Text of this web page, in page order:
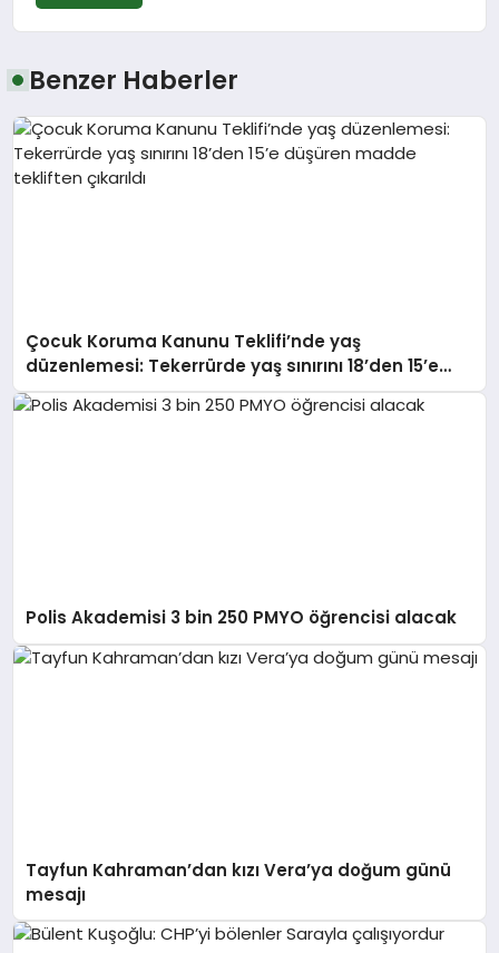
Benzer Haberler
Çocuk Koruma Kanunu Teklifi’nde yaş
düzenlemesi: Tekerrürde yaş sınırını 18’den 15’e
düşüren madde tekliften çıkarıldı
Polis Akademisi 3 bin 250 PMYO öğrencisi alacak
Tayfun Kahraman’dan kızı Vera’ya doğum günü
mesajı